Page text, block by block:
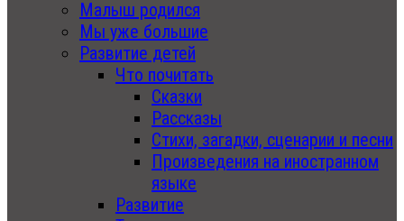
Малыш родился
Мы уже большие
Развитие детей
Что почитать
Сказки
Рассказы
Стихи, загадки, сценарии и песни
Произведения на иностранном
языке
Развитие